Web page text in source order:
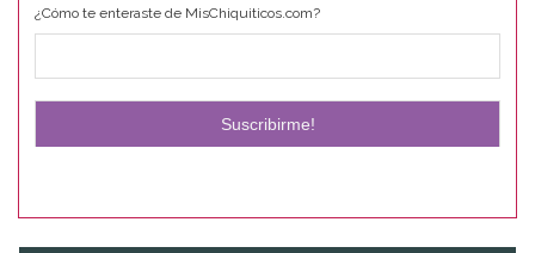
¿Cómo te enteraste de MisChiquiticos.com?